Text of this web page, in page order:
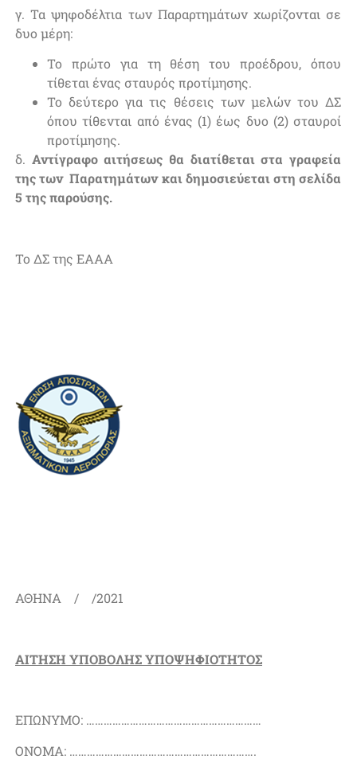
γ. Τα ψηφοδέλτια των Παραρτημάτων χωρίζονται σε
δυο μέρη:
Το πρώτο για τη θέση του προέδρου, όπου
τίθεται ένας σταυρός προτίμησης.
Το δεύτερο για τις θέσεις των μελών του ΔΣ
όπου τίθενται από ένας (1) έως δυο (2) σταυροί
προτίμησης.
δ. Αντίγραφο αιτήσεως θα διατίθεται στα γραφεία
της των Παρατημάτων και δημοσιεύεται στη σελίδα
5 της παρούσης.
Το ΔΣ της ΕΑΑΑ
ΑΘΗΝΑ / /2021
ΑΙΤΗΣΗ ΥΠΟΒΟΛΗΣ ΥΠΟΨΗΦΙΟΤΗΤΟΣ
ΕΠΩΝΥΜΟ: ……………………………………………………
ΟΝΟΜΑ: ……………………………………………………….